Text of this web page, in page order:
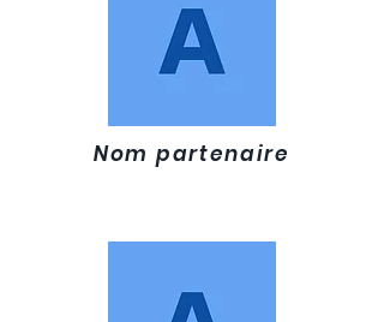
Nom partenaire